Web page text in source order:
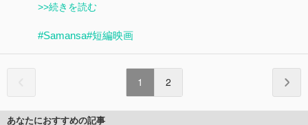
>>続きを読む
#Samansa#短編映画
1 2
あなたにおすすめの記事